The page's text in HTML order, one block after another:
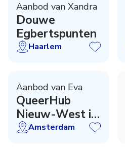
Aanbod van Xandra
Douwe
Egbertspunten
Haarlem
Aanbod van Eva
QueerHub
Nieuw-West is
open!
Amsterdam